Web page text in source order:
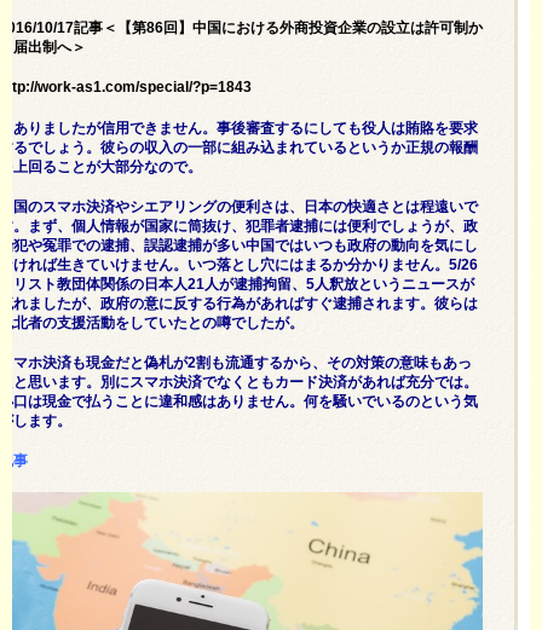
2016/10/17記事＜【第86回】中国における外商投資企業の設立は許可制か
ら届出制へ＞
http://work-as1.com/special/?p=1843
とありましたが信用できません。事後審査するにしても役人は賄賂を要求
するでしょう。彼らの収入の一部に組み込まれているというか正規の報酬
を上回ることが大部分なので。
中国のスマホ決済やシエアリングの便利さは、日本の快適さとは程遠いで
す。まず、個人情報が国家に筒抜け、犯罪者逮捕には便利でしょうが、政
治犯や冤罪での逮捕、誤認逮捕が多い中国ではいつも政府の動向を気にし
なければ生きていけません。いつ落とし穴にはまるか分かりません。5/26
キリスト教団体関係の日本人21人が逮捕拘留、5人釈放というニュースが
流れましたが、政府の意に反する行為があればすぐ逮捕されます。彼らは
脱北者の支援活動をしていたとの噂でしたが。
スマホ決済も現金だと偽札が2割も流通するから、その対策の意味もあっ
たと思います。別にスマホ決済でなくともカード決済があれば充分では。
小口は現金で払うことに違和感はありません。何を騒いでいるのという気
がします。
記事